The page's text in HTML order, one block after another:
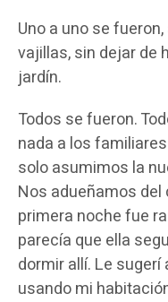
Uno a uno se
vajillas, sin dejar de
jardín.
Todos se fueron.
nada a los
solo asumimos la
Nos adueñamos del
primera noche fue
parecía que ella
dormir allí. Le
usando mi